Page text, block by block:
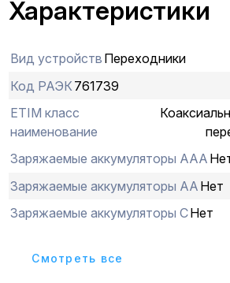
первичной меди (биметалл),
долговечность соединения и
В процессе установки сторона с
накручивается на кабель,
Предварительно необxодимо
Монтаж не требует использования
инструментов: может
Характеристики
Вид устройств Переходники
Код РАЭК 761739
ETIM класс
наименование
Заряжаемые аккумуляторы ААА
Заряжаемые аккумуляторы АА Нет
Заряжаемые аккумуляторы СНет
Cмотреть все